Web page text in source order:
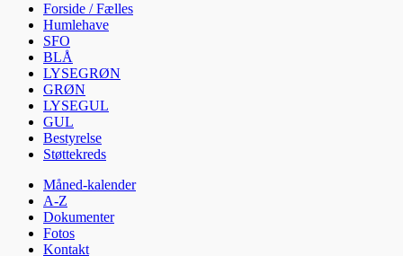
Forside / Fælles
Humlehave
SFO
BLÅ
LYSEGRØN
GRØN
LYSEGUL
GUL
Bestyrelse
Støttekreds
Måned-kalender
A-Z
Dokumenter
Fotos
Kontakt